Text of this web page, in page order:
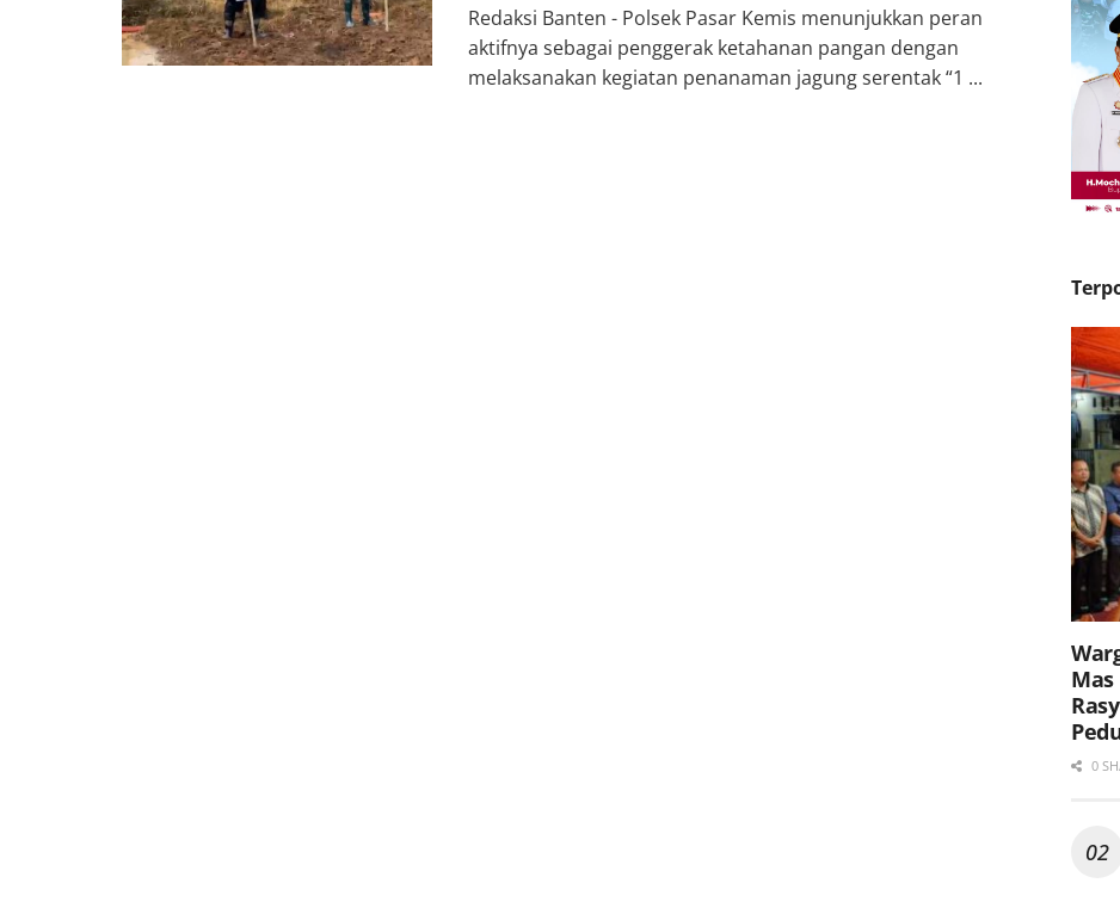
Redaksi Banten - Polsek Pasar Kemis menunjukkan peran
aktifnya sebagai penggerak ketahanan pangan dengan
melaksanakan kegiatan penanaman jagung serentak “1 ...
0